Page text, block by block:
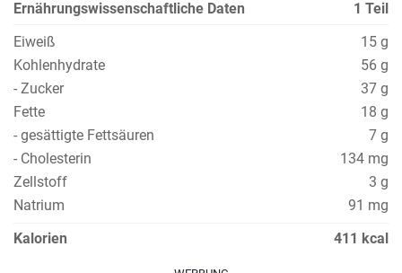
Ernährungswissenschaftliche Daten
1 Teil
Eiweiß
15 g
Kohlenhydrate
56 g
- Zucker
37 g
Fette
18 g
- gesättigte Fettsäuren
7 g
- Cholesterin
134 mg
Zellstoff
3 g
Natrium
91 mg
Kalorien
411 kcal